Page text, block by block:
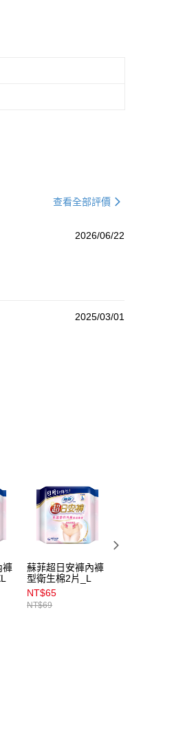
查看全部評價
2026/06/22
2025/03/01
褲
蘇菲超日安褲內褲
型衛生棉2片_L
NT$65
NT$69